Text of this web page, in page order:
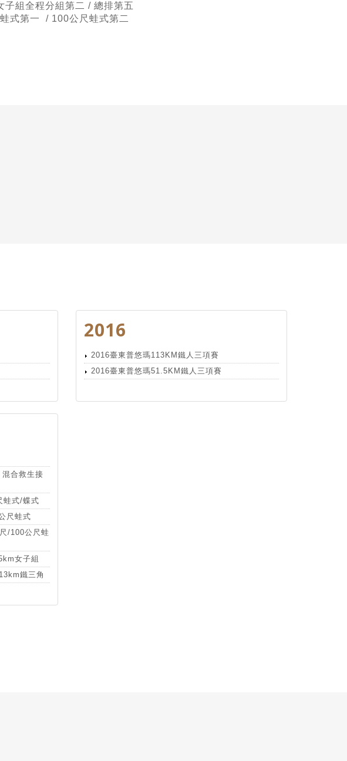
組全程分組第二 / 總排第五
式第一 / 100公尺蛙式第二
2016
2016臺東普悠瑪113KM鐵人三項賽
2016臺東普悠瑪51.5KM鐵人三項賽
合救生接
蛙式/蝶式
尺蛙式
/100公尺蛙
女子組
鐵三角